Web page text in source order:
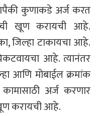
कुणाकडे अर्ज करत
खूण करायची आहे.
जिल्हा टाकायचा आहे.
आहे. त्यानंतर
आणि मोबाईल क्रमांक
अर्ज करणार
करायची आहे.